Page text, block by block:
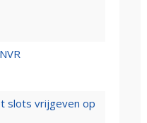
slots vrijgeven op